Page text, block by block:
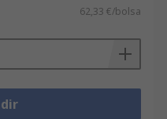
62,33 €/bolsa